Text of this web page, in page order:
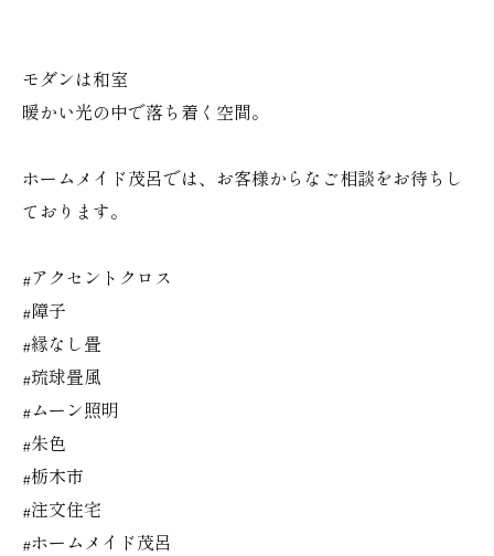
モダンは和室
暖かい光の中で落ち着く空間。
ホームメイド茂呂では、お客様からなご相談をお待ちし
ております。
#アクセントクロス
#障子
#縁なし畳
#琉球畳風
#ムーン照明
#朱色
#栃木市
#注文住宅
#ホームメイド茂呂